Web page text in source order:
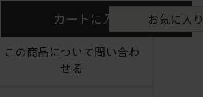
カートに入れる お気に入
この商品について問い合わ
せる